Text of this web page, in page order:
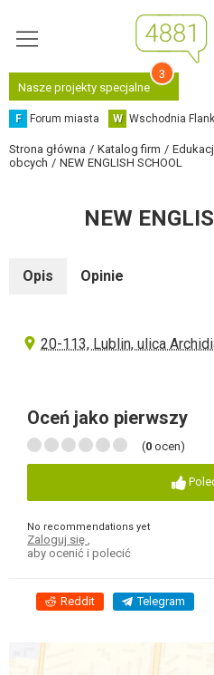
Nasze projekty specjalne
3
F Forum miasta W Wschodnia
Strona główna Katalog firm
obcych
NEW ENGLISH SCHOOL
NEW
Opis Opinie
20-113, Lublin, ulica
Oceń jako pierwszy
(0 ocen)
No recommendations yet
Zaloguj się
aby ocenić i polecić
Reddit Telegram